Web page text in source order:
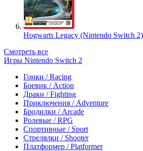
Hogwarts Legacy (Nintendo Switch 2)
Смотреть все
Игры Nintendo Switch 2
Гонки / Racing
Боевик / Action
Драки / Fighting
Приключения / Adventure
Бродилки / Arcade
Ролевые / RPG
Спортивные / Sport
Стрелялки / Shooter
Платформер / Platformer